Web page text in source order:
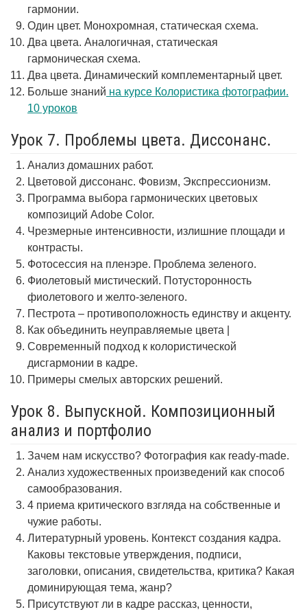
гармонии.
Один цвет. Монохромная, статическая схема.
Два цвета. Аналогичная, статическая
гармоническая схема.
Два цвета. Динамический комплементарный цвет.
Больше знаний на курсе Колористика фотографии.
10 уроков
Урок 7. Проблемы цвета. Диссонанс.
Анализ домашних работ.
Цветовой диссонанс. Фовизм, Экспрессионизм.
Программа выбора гармонических цветовых
композиций Adobe Color.
Чрезмерные интенсивности, излишние площади и
контрасты.
Фотосессия на пленэре. Проблема зеленого.
Фиолетовый мистический. Потусторонность
фиолетового и желто-зеленого.
Пестрота – противоположность единству и акценту.
Как объединить неуправляемые цвета |
Современный подход к колористической
дисгармонии в кадре.
Примеры смелых авторских решений.
Урок 8. Выпускной. Композиционный
анализ и портфолио
Зачем нам искусство? Фотография как ready-made.
Анализ художественных произведений как способ
самообразования.
4 приема критического взгляда на собственные и
чужие работы.
Литературный уровень. Контекст создания кадра.
Каковы текстовые утверждения, подписи,
заголовки, описания, свидетельства, критика? Какая
доминирующая тема, жанр?
Присутствуют ли в кадре рассказ, ценности,